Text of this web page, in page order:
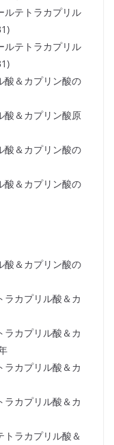
ルテトラカプリル
ルテトラカプリル
酸＆カプリン酸の
酸＆カプリン酸原
酸＆カプリン酸の
酸＆カプリン酸の
酸＆カプリン酸の
ラカプリル酸＆カ
ラカプリル酸＆カ
ラカプリル酸＆カ
ラカプリル酸＆カ
トラカプリル酸＆